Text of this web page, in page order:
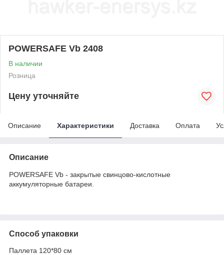
POWERSAFE Vb 2408
В наличии
Розница
Цену уточняйте
Описание Характеристики Доставка Оплата
Описание
POWERSAFE Vb - закрытые свинцово-кислотные
аккумуляторные батареи.
Способ упаковки
Паллета 120*80 см